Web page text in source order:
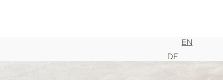
DE
EN